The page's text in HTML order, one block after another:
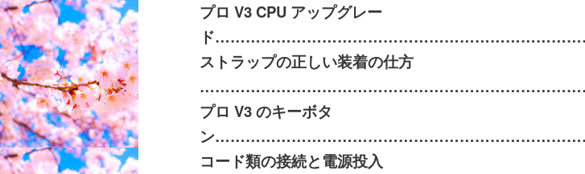
プロ V3 CPU アップグレー
ド
ストラップの正しい装着の仕方
プロ V3のキーボタ
ン
コード類の接続と電源投入